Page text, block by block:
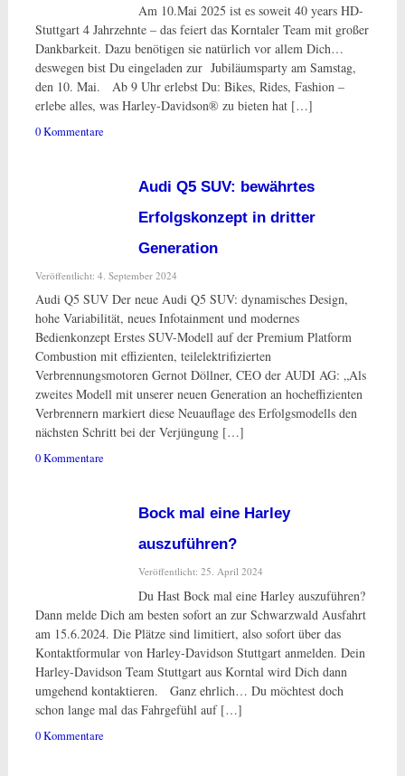
Am 10.Mai 2025 ist es soweit 40 years HD-
Stuttgart 4 Jahrzehnte – das feiert das Korntaler Team mit großer
Dankbarkeit. Dazu benötigen sie natürlich vor allem Dich…
deswegen bist Du eingeladen zur Jubiläumsparty am Samstag,
den 10. Mai. Ab 9 Uhr erlebst Du: Bikes, Rides, Fashion –
erlebe alles, was Harley-Davidson® zu bieten hat […]
0 Kommentare
Audi Q5 SUV: bewährtes
Erfolgskonzept in dritter
Generation
Veröffentlicht: 4. September 2024
Audi Q5 SUV Der neue Audi Q5 SUV: dynamisches Design,
hohe Variabilität, neues Infotainment und modernes
Bedienkonzept Erstes SUV-Modell auf der Premium Platform
Combustion mit effizienten, teilelektrifizierten
Verbrennungsmotoren Gernot Döllner, CEO der AUDI AG: „Als
zweites Modell mit unserer neuen Generation an hocheffizienten
Verbrennern markiert diese Neuauflage des Erfolgsmodells den
nächsten Schritt bei der Verjüngung […]
0 Kommentare
Bock mal eine Harley
auszuführen?
Veröffentlicht: 25. April 2024
Du Hast Bock mal eine Harley auszuführen?
Dann melde Dich am besten sofort an zur Schwarzwald Ausfahrt
am 15.6.2024. Die Plätze sind limitiert, also sofort über das
Kontaktformular von Harley-Davidson Stuttgart anmelden. Dein
Harley-Davidson Team Stuttgart aus Korntal wird Dich dann
umgehend kontaktieren. Ganz ehrlich… Du möchtest doch
schon lange mal das Fahrgefühl auf […]
0 Kommentare